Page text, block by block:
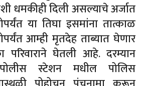
धमकीही दिली असल्याचे अर्जात
या तिघा इसमांना तात्काळ
आम्ही मृतदेह ताब्यात घेणार
परिवाराने घेतली आहे. दरम्यान
स्टेशन मधील पोलिस